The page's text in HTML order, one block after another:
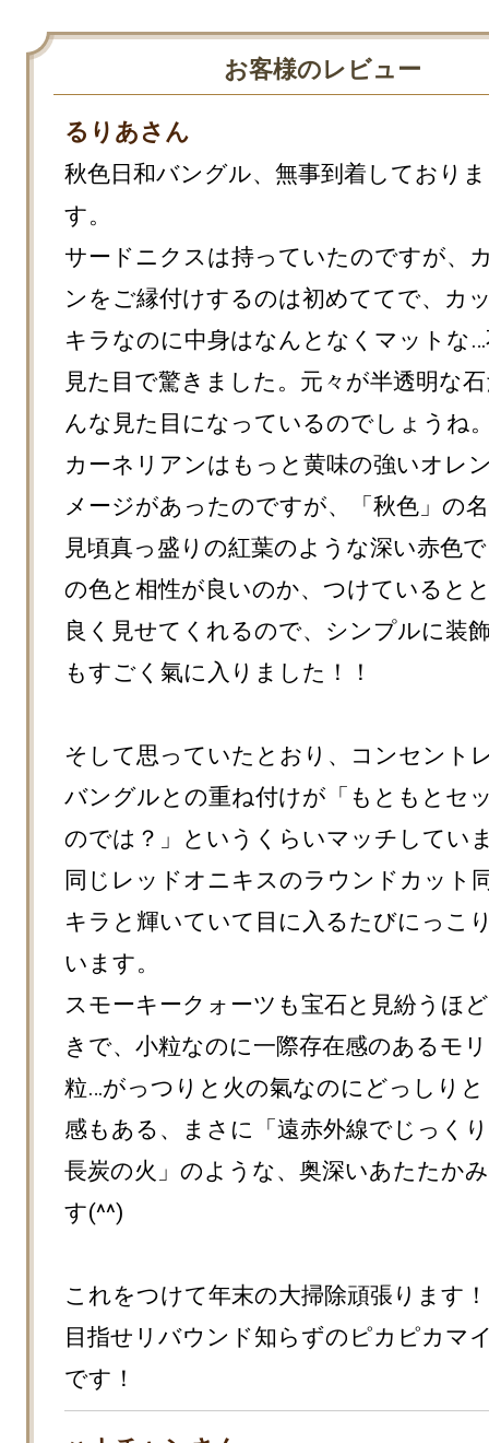
お客様のレビュー
るりあさん
秋色日和バングル、無事到着しておりま
す。
サードニクスは持っていたのですが、
ンをご縁付けするのは初めててで、カ
キラなのに中身はなんとなくマットな
見た目で驚きました。元々が半透明な
んな見た目になっているのでしょうね
カーネリアンはもっと黄味の強いオレ
メージがあったのですが、「秋色」の
見頃真っ盛りの紅葉のような深い赤色
の色と相性が良いのか、つけていると
良く見せてくれるので、シンプルに装
もすごく氣に入りました！！
そして思っていたとおり、コンセント
バングルとの重ね付けが「もともとセ
のでは？」というくらいマッチしてい
同じレッドオニキスのラウンドカット
キラと輝いていて目に入るたびにっこ
います。
スモーキークォーツも宝石と見紛うほ
きで、小粒なのに一際存在感のあるモ
粒…がっつりと火の氣なのにどっしり
感もある、まさに「遠赤外線でじっく
長炭の火」のような、奥深いあたたか
す(^^)
これをつけて年末の大掃除頑張ります！
目指せリバウンド知らずのピカピカマ
です！